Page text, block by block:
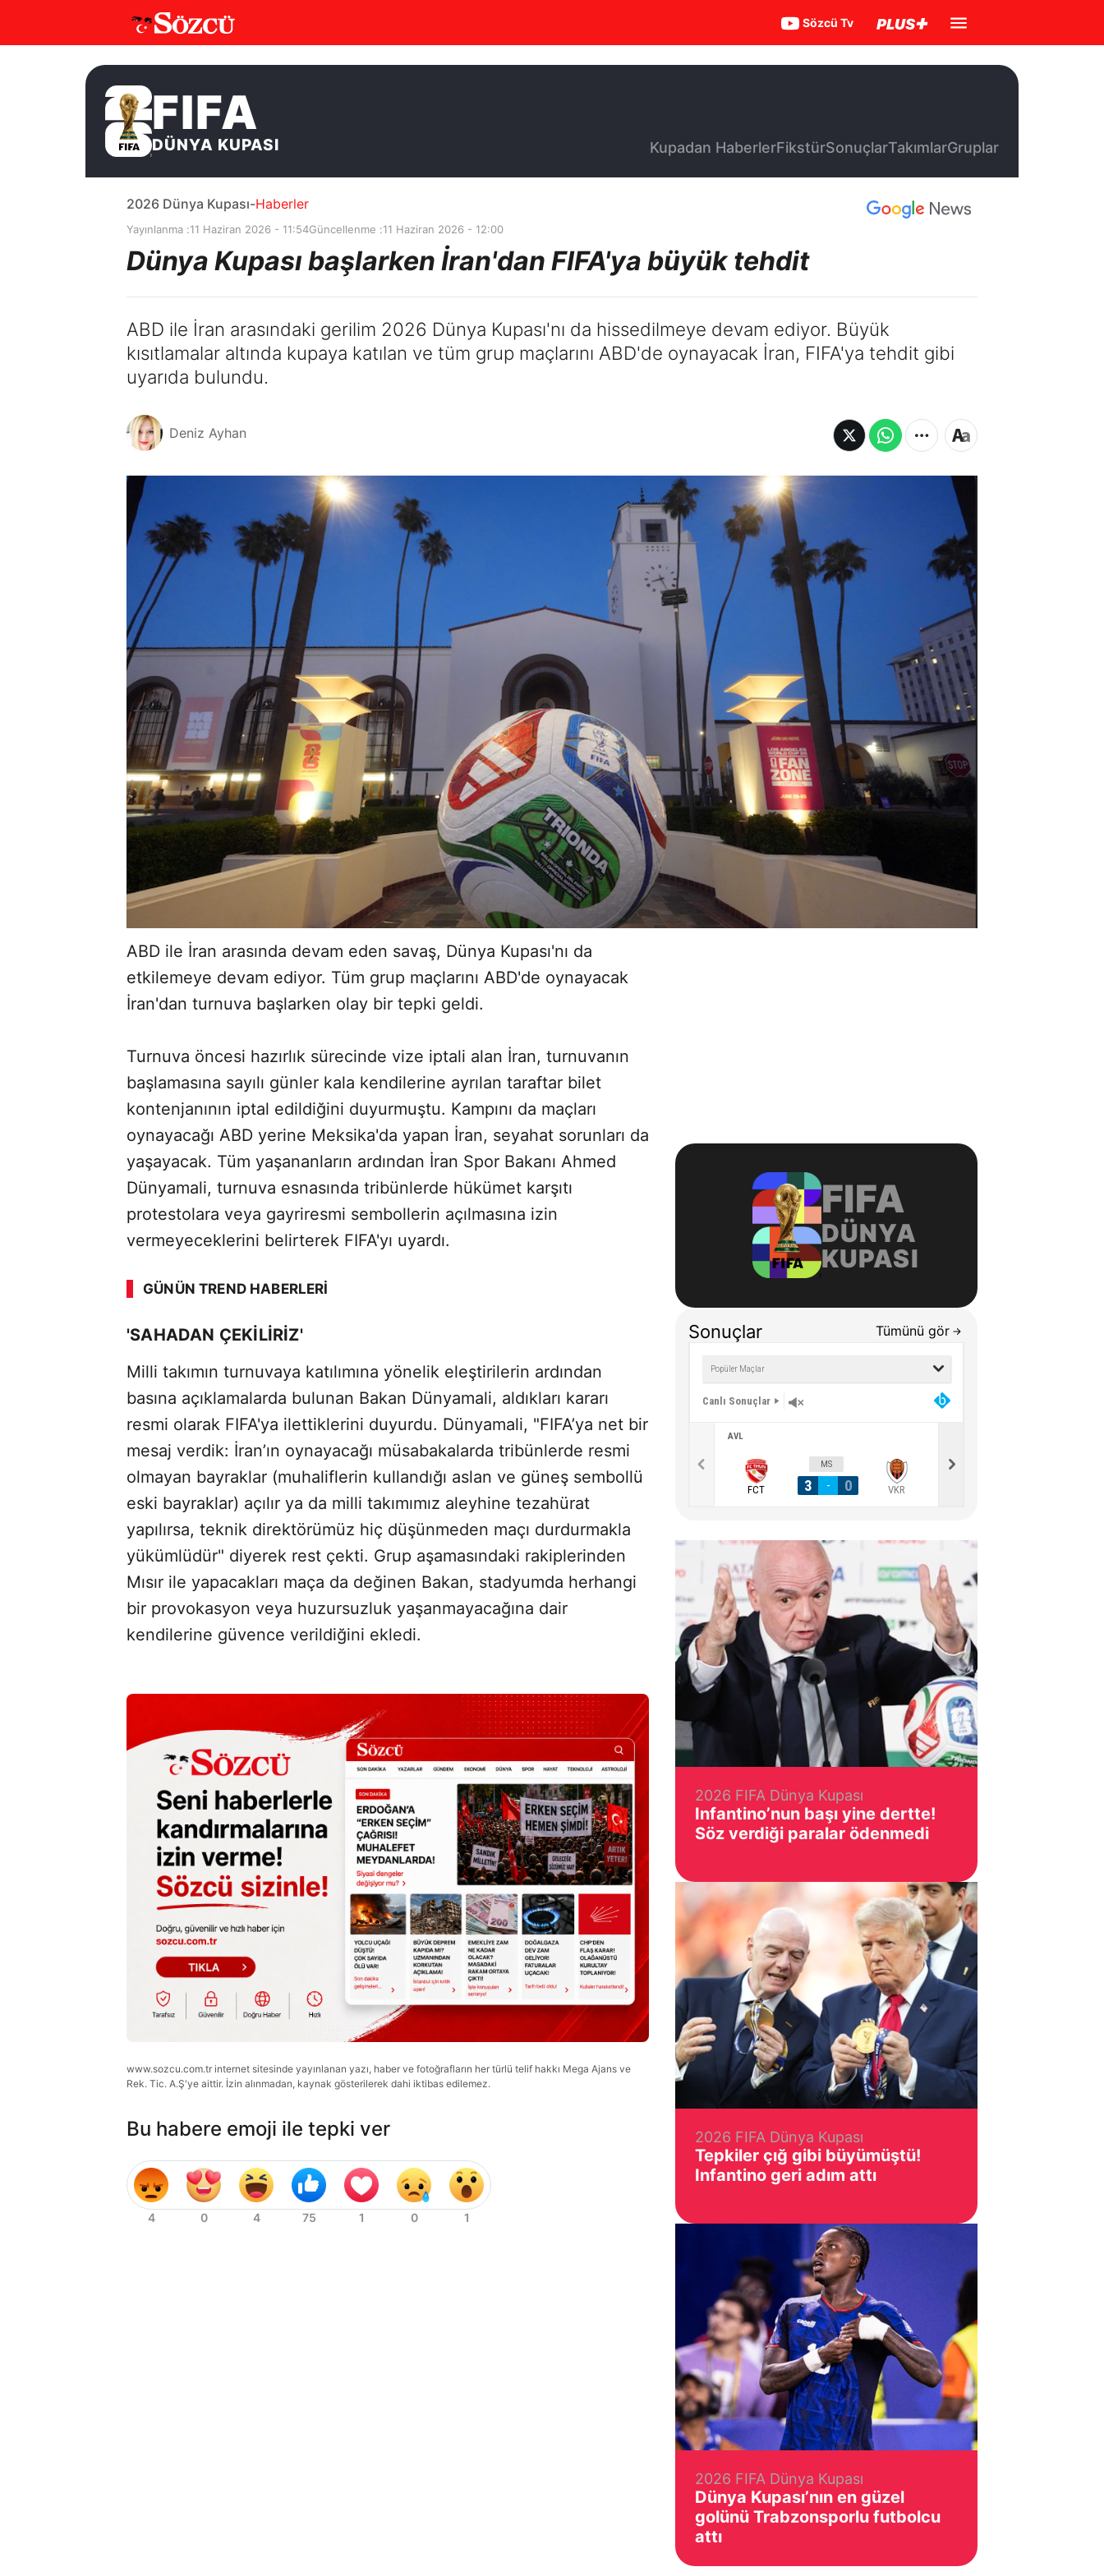
Sözcü Tv
FIFA
DÜNYA KUPASI Kupadan HaberlerFikstürSonuçlarTakımlarGruplar
2026 Dünya Kupası-Haberler
Yayınlanma :11 Haziran 2026 - 11:54Güncellenme :11 Haziran 2026 - 12:00
Dünya Kupası başlarken İran'dan FIFA'ya büyük tehdit
ABD ile İran arasındaki gerilim 2026 Dünya Kupası'nı da hissedilmeye devam ediyor. Büyük
kısıtlamalar altında kupaya katılan ve tüm grup maçlarını ABD'de oynayacak İran, FIFA'ya tehdit gibi
uyarıda bulundu.
Deniz Ayhan
ABD ile İran arasında devam eden savaş, Dünya Kupası'nı da
etkilemeye devam ediyor. Tüm grup maçlarını ABD'de oynayacak
İran'dan turnuva başlarken olay bir tepki geldi.
Turnuva öncesi hazırlık sürecinde vize iptali alan İran, turnuvanın
başlamasına sayılı günler kala kendilerine ayrılan taraftar bilet
kontenjanının iptal edildiğini duyurmuştu. Kampını da maçları
oynayacağı ABD yerine Meksika'da yapan İran, seyahat sorunları da
yaşayacak. Tüm yaşananların ardından İran Spor Bakanı Ahmed
Dünyamali, turnuva esnasında tribünlerde hükümet karşıtı
protestolara veya gayriresmi sembollerin açılmasına izin
vermeyeceklerini belirterek FIFA'yı uyardı.
GÜNÜN TREND HABERLERI
'SAHADAN ÇEKİLİRİZ'
Milli takımın turnuvaya katılımına yönelik eleştirilerin ardından
basına açıklamalarda bulunan Bakan Dünyamali, aldıkları kararı
resmi olarak FIFA'ya ilettiklerini duyurdu. Dünyamali, "FIFA’ya net bir
mesaj verdik: İran’ın oynayacağı müsabakalarda tribünlerde resmi
olmayan bayraklar (muhaliflerin kullandığı aslan ve güneş sembollü
eski bayraklar) açılır ya da milli takımımız aleyhine tezahürat
yapılırsa, teknik direktörümüz hiç düşünmeden maçı durdurmakla
yükümlüdür" diyerek rest çekti. Grup aşamasındaki rakiplerinden
Mısır ile yapacakları maça da değinen Bakan, stadyumda herhangi
bir provokasyon veya huzursuzluk yaşanmayacağına dair
kendilerine güvence verildiğini ekledi.
www.sozcu.com.tr internet sitesinde yayınlanan yazı, haber ve fotoğrafların her türlü telif hakkı Mega Ajans ve
Rek. Tic. A.Ş'ye aittir. İzin alınmadan, kaynak gösterilerek dahi iktibas edilemez.
Bu habere emoji ile tepki ver
FIFA
DÜNYA
KUPASI
Sonuçlar Tümünü gör
Canlı Sonuçlar
AVL
FCT
MS
3 - 0 VKR
2026 FIFA Dünya Kupası
Infantino’nun başı yine dertte!
Söz verdiği paralar ödenmedi
2026 FIFA Dünya Kupası
Tepkiler çığ gibi büyümüştü!
Infantino geri adım attı
2026 FIFA Dünya Kupası
Dünya Kupası’nın en güzel
golünü Trabzonsporlu futbolcu
attı